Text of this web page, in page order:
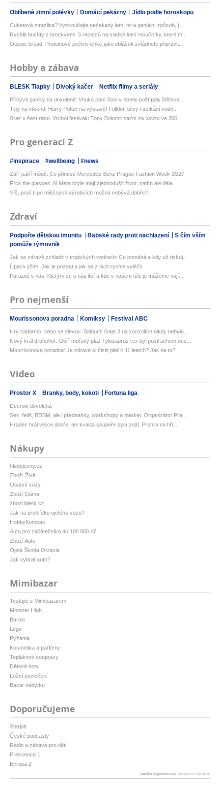
Oblíbené zimní polévky Domácí pekárny Jídlo podle horoskopu
Cuketová zmrzlina? Vyzkoušejte nečekaný letní hit a geniální způsob, j...
Rychlé buchty s broskvemi: 5 receptů na sladké letní moučníky, které m...
Oopsie bread: Proteinové pečivo lehké jako obláček zvládnete připravit...
Hobby a zábava
BLESK Tlapky Divoký kačer Netflix filmy a seriály
Přibývá paniky na dovolené: Vnuka paní Soni v hotelu poštípaly štěnice...
Tipy na víkend: Harry Potter na výstavě! Folklor, bitvy i setkání vodn...
Sraz v šest ráno. Vrchol festivalu Tóny Dolomit zazní za úsvitu ve 300...
Pro generaci Z
#inspirace #wellbeing #news
Září patří módě: Co přinese Mercedes-Benz Prague Fashion Week SS27
F*ck the glasses: AI Meta brýle mají zjednodušit život, zatím ale děla...
Víš, proč ti po mléčných výrobcích možná nebývá dobře?
Zdraví
Podpořte dětskou imunitu Babské rady proti nachlazení
S čím vším
pomůže rýmovník
Jak se zdravě zchladit v tropických vedrech: Co pomáhá a kdy už riskuj...
Úpal a úžeh: Jak je poznat a jak se z nich rychle vyléčit
Parazité v nás: Kterým se u nás líbí a kde v našem těle je můžeme nají...
Pro nejmenší
Mourissonova poradna Komiksy Festival ABC
Hry zadarmo, nebo se slevou: Baldur's Gate 3 na konzolích nikdy nebylo...
Nový král druhohor: Obří mořský plaz Tylosaurus rex byl postrachem oce...
Mourrisonova poradna: Je zdravé si čistit pleť v 11 letech? Jak na to?
Video
Prostor X Branky, body, kokoti Fortuna liga
Decroix dovolená
Sex, fetiš, BDSM, ale i přednášky, workshopy a market. Organizátor Pra...
Hradec hrál velice dobře, ale kvalita soupeře byla znát. Prohra na hři...
Nákupy
hledejceny.cz
Zboží Živě
Osobní vozy
Zboží Dáma
zbozi.blesk.cz
Jak na prohlídku ojetého vozu?
HobbyKompas
Auto pro začátečníka do 100 000 Kč
Zboží Auto
Ojetá Škoda Octavia
Jak vybrat auto?
Mimibazar
Testujte s Mimibazarem
Monster High
Barbie
Lego
Pyžama
Kosmetika a parfémy
Teplákové soupravy
Dětské boty
Ložní povlečení
Bazar nábytku
Doporučujeme
Starjob
České podcasty
Rádio a zábava pro děti
Frekvence 1
Evropa 2
patička vygenerovaná: 08:00:23 07.08.2026